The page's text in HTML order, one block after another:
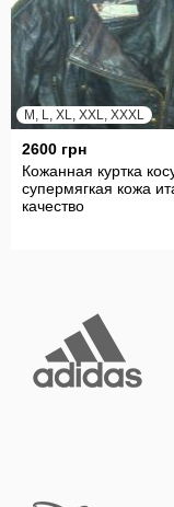
M, L, XL, XXL, XXXL
2600 грн
Кожанная куртка
супермягкая кожа
качество